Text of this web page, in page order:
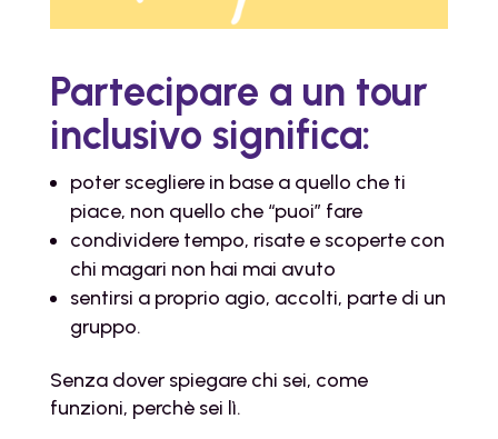
Partecipare a un tour
inclusivo significa:
poter scegliere in base a quello che ti
piace, non quello che “puoi” fare
condividere tempo, risate e scoperte con
chi magari non hai mai avuto
sentirsi a proprio agio, accolti, parte di un
gruppo.
Senza dover spiegare chi sei, come
funzioni, perchè sei lì.